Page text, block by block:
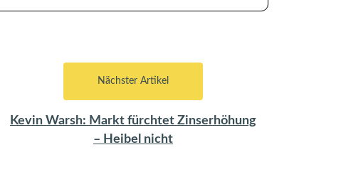
Nächster Artikel
Kevin Warsh: Markt fürchtet Zinserhöhung
– Heibel nicht